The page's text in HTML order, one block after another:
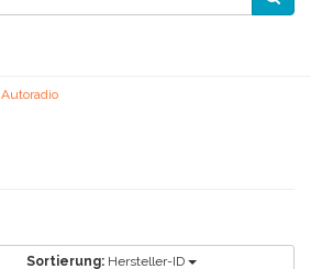
Autoradio
Sortierung: Hersteller-ID